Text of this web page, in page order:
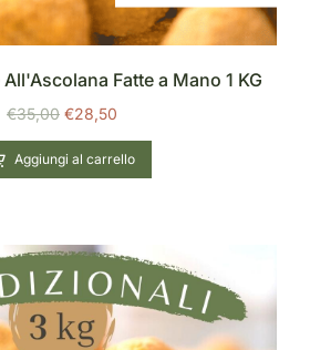
Fatte a Mano 1 KG
€35,00 €28,50
Aggiungi al carrello